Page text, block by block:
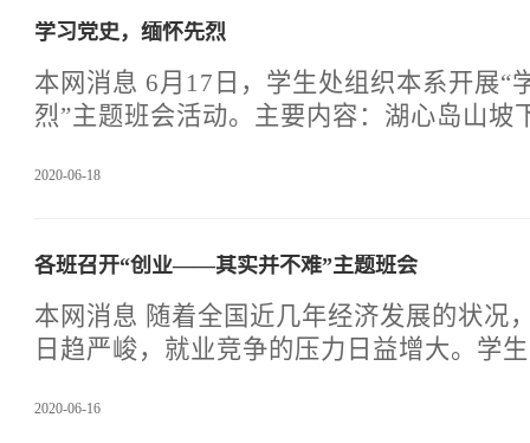
来。让同学警醒于关于大学、关于人生、
划的问题，找到人生的目标，引导同学确
想，树立正确的人生观、价值观，对未来
并做一个详细的计划，使同学们有计划、
学习党史，缅怀先烈
本网消息 6月17日，学生处组织本系开展“
烈”主题班会活动。主要内容：湖心岛山坡
女作家，高君宇是五四运动时北京大学学
张的战斗生活中不幸病逝，年仅29岁。石
泣血哀吟中也走完短短的一生。活动结束
铭记革命烈士的奉献精神，从党的百年奋
智慧和力量，坚定理想信念，传承红色基
2020-06-18
各班召开“创业——其实并不难”主题班会
本网消息 随着全国近几年经济发展的状况
日趋严峻，就业竞争的压力日益增大。学
期以来，学生毕业后往往只习惯被动的去
2020-06-16